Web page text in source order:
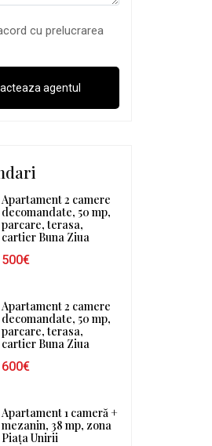
cu prelucrarea
Apartament 2 camere
decomandate, 50 mp,
parcare, terasa,
cartier Buna Ziua
500€
Apartament 2 camere
decomandate, 50 mp,
parcare, terasa,
cartier Buna Ziua
600€
Apartament 1 cameră +
mezanin, 38 mp, zona
Piața Unirii